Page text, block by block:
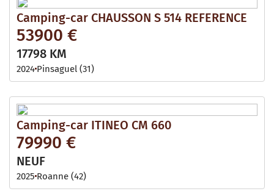
Camping-car CHAUSSON S 514 REFERENCE
53900 €
17798 KM
2024 Pinsaguel (31)
Camping-car ITINEO CM 660
79990 €
NEUF
2025 Roanne (42)